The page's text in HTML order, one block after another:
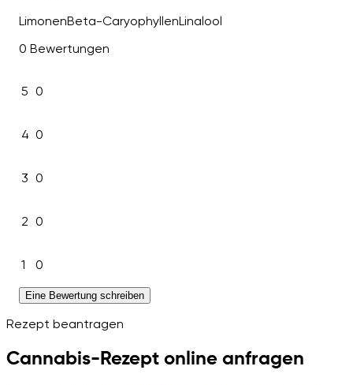
LimonenBeta-CaryophyllenLinalool
0 Bewertungen
5 0
4 0
3 0
2 0
1 0
Eine Bewertung schreiben
Rezept beantragen
Cannabis-Rezept online anfragen